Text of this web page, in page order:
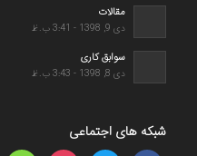
مقالات
دی 9, 1398 - 3:41 ب.ظ
سوابق کاری
دی 8, 1398 - 3:43 ب.ظ
شبکه های اجتماعی